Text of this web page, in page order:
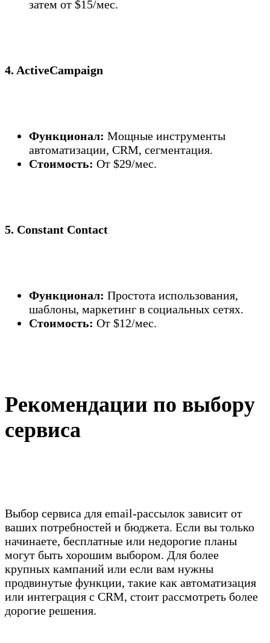
затем от $15/мес.
4. ActiveCampaign
Функционал: Мощные инструменты
автоматизации, CRM, сегментация.
Стоимость: От $29/мес.
5. Constant Contact
Функционал: Простота использования,
шаблоны, маркетинг в социальных сетях.
Стоимость: От $12/мес.
Рекомендации по выбору
сервиса
Выбор сервиса для email-рассылок зависит от
ваших потребностей и бюджета. Если вы только
начинаете, бесплатные или недорогие планы
могут быть хорошим выбором. Для более
крупных кампаний или если вам нужны
продвинутые функции, такие как автоматизация
или интеграция с CRM, стоит рассмотреть более
дорогие решения.